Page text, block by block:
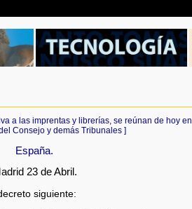
a las imprentas y librerías, se reúnan de hoy
Consejo y demás Tribunales ]
España.
23 de Abril.
siguiente: